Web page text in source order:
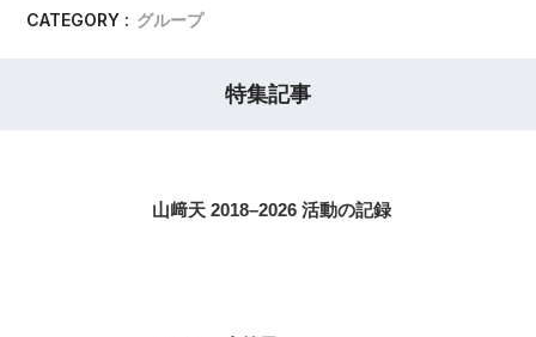
CATEGORY : グループ
特集記事
山﨑天 2018–2026 活動の記録